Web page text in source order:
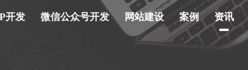
开发 微信公众号开发 网站建设 案例 资讯